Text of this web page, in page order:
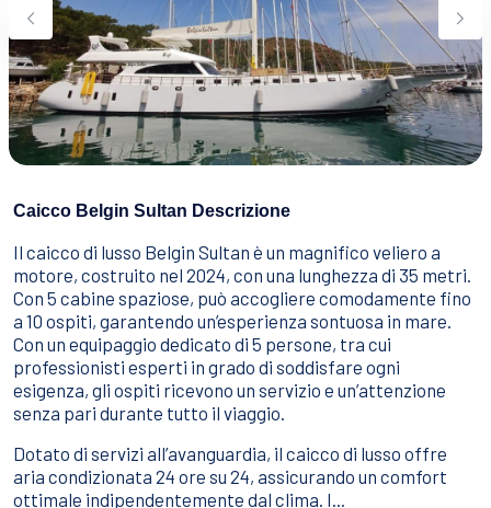
Cibo E Bevande
Come Prenotare
Termini e Condizioni
Contattaci
Caicco Belgin Sultan Descrizione
Il caicco di lusso Belgin Sultan è un magnifico veliero a
motore, costruito nel 2024, con una lunghezza di 35 metri.
Con 5 cabine spaziose, può accogliere comodamente fino
a 10 ospiti, garantendo un’esperienza sontuosa in mare.
Con un equipaggio dedicato di 5 persone, tra cui
professionisti esperti in grado di soddisfare ogni
esigenza, gli ospiti ricevono un servizio e un’attenzione
senza pari durante tutto il viaggio.
Dotato di servizi all’avanguardia, il caicco di lusso offre
aria condizionata 24 ore su 24, assicurando un comfort
ottimale indipendentemente dal clima. I...